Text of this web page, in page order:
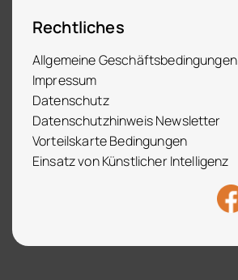
Rechtliches
Allgemeine Geschäftsbedingungen
Impressum
Datenschutz
Datenschutzhinweis Newsletter
Vorteilskarte Bedingungen
Einsatz von Künstlicher Intelligenz